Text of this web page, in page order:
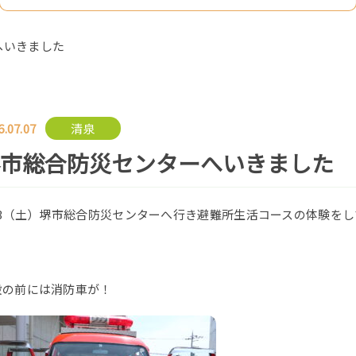
きました
清泉
総合防災センターへいきました
土）堺市総合防災センターへ行き避難所生活コースの体験をし
前には消防車が！